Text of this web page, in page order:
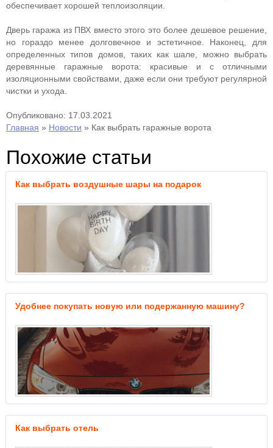
обеспечивает хорошей теплоизоляции.
Дверь гаража из ПВХ вместо этого это более дешевое решение,
но гораздо менее долговечное и эстетичное. Наконец, для
определенных типов домов, таких как шале, можно выбрать
деревянные гаражные ворота: красивые и с отличными
изоляционными свойствами, даже если они требуют регулярной
чистки и ухода.
Опубликовано: 17.03.2021
Главная » Новости » Как выбрать гаражные ворота
Похожие статьи
Как выбрать воздушные шары на подарок
Удобнее покупать новую или подержанную машину?
Как выбрать отель